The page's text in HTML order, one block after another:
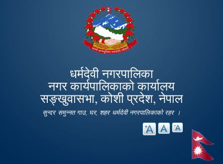
main
content
धर्मदेवी नगरपालिका
नगर कार्यपालिकाको कार्यालय
सङ्खुवासभा, कोशी प्रदेश, नेपाल
सुन्दर समुन्नत गाउ, घर, शहर धर्मदेवी नगरपालिकाको रहर ।